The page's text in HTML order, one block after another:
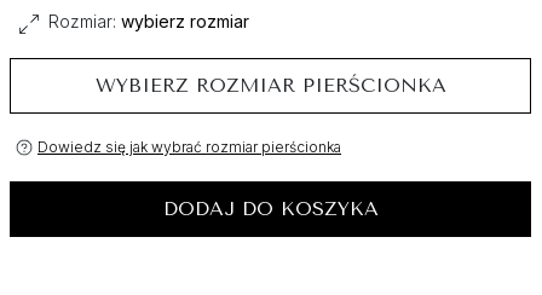
Rozmiar: wybierz rozmiar
WYBIERZ ROZMIAR PIERŚCIONKA
Dowiedz się jak wybrać rozmiar pierścionka
DODAJ DO KOSZYKA